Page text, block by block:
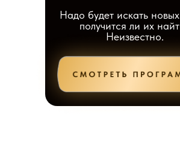
Надо будет искать
получится ли их
Неизвестно.